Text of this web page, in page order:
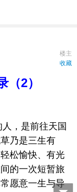
楼主
收藏
2）
，是前往天国
乃是三生有
松愉快、有光
的一次短暂旅
愿意一生与导